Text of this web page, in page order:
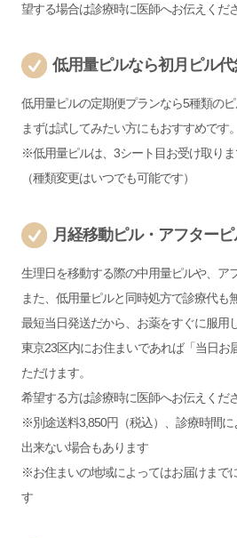
望する場合は診療時に医師へお伝えくださ
低用量ピルなら初月ピル代
低用量ピルの定期便プランなら5種類の
まずは試してみたい方にもおすすめです。
※低用量ピルは、3シート目お受け取り
（種類変更はいつでも可能です）
月経移動ピル・アフター
生理日を移動する際の中用量ピルや、ア
また、低用量ピルと同時処方で診療代も
最短当日発送だから、お薬をすぐに服
東京23区内にお住まいであれば「当日
ただけます。
希望する方は診療時に医師へお伝えくださ
※別途送料3,850円（税込）、診療時間
出来ない場合もあります
※お住まいの地域によってはお届けまで
す